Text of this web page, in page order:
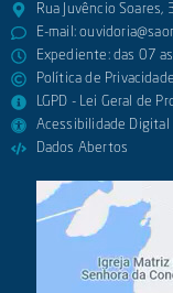
Rua Juvêncio
E-mail:
Expediente: das 07
Política de Privacidade
LGPD - Lei Geral de
Acessibilidade Digital
Dados Abertos